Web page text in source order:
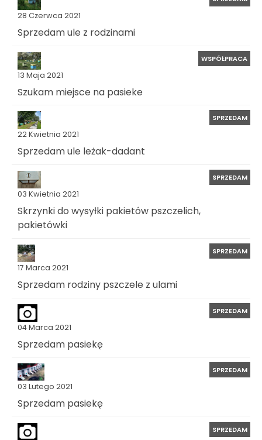
28 Czerwca 2021
Sprzedam ule z rodzinami
13 Maja 2021
WSPÓŁPRACA
Szukam miejsce na pasieke
22 Kwietnia 2021
SPRZEDAM
Sprzedam ule leżak-dadant
03 Kwietnia 2021
SPRZEDAM
Skrzynki do wysyłki pakietów pszczelich,
pakietówki
17 Marca 2021
SPRZEDAM
Sprzedam rodziny pszczele z ulami
04 Marca 2021
SPRZEDAM
Sprzedam pasiekę
03 Lutego 2021
SPRZEDAM
Sprzedam pasiekę
SPRZEDAM